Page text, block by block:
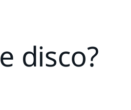
disco?